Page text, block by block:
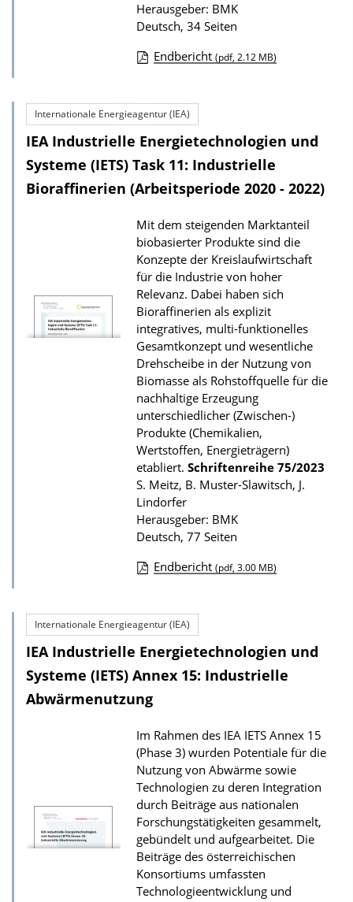
o
n
Herausgeber: BMK
Deutsch, 34 Seiten
w
n
l
o
d
s
z
u
r
P
u
b
l
i
k
a
t
i
o
n
Endbericht (pdf, 2.12 MB)
Internationale Energieagentur (IEA)
IEA Industrielle Energietechnologien und
Systeme (IETS) Task 11: Industrielle
Bioraffinerien (Arbeitsperiode 2020 - 2022)
Mit dem steigenden Marktanteil
biobasierter Produkte sind die
Konzepte der Kreislaufwirtschaft
für die Industrie von hoher
Relevanz. Dabei haben sich
Bioraffinerien als explizit
integratives, multi-funktionelles
Gesamtkonzept und wesentliche
Drehscheibe in der Nutzung von
Biomasse als Rohstoffquelle für die
nachhaltige Erzeugung
unterschiedlicher (Zwischen-)
Produkte (Chemikalien,
Wertstoffen, Energieträgern)
etabliert. Schriftenreihe 75/2023
S. Meitz, B. Muster-Slawitsch, J.
Lindorfer
Herausgeber: BMK
Deutsch, 77 Seiten
w
n
l
o
d
s
z
u
r
P
u
b
Endbericht (pdf, 3.00 MB)
Internationale Energieagentur (IEA)
IEA Industrielle Energietechnologien und
Systeme (IETS) Annex 15: Industrielle
Abwärmenutzung
Im Rahmen des IEA IETS Annex 15
(Phase 3) wurden Potentiale für die
Nutzung von Abwärme sowie
Technologien zu deren Integration
durch Beiträge aus nationalen
Forschungstätigkeiten gesammelt,
gebündelt und aufgearbeitet. Die
Beiträge des österreichischen
Konsortiums umfassten
Technologieentwicklung und